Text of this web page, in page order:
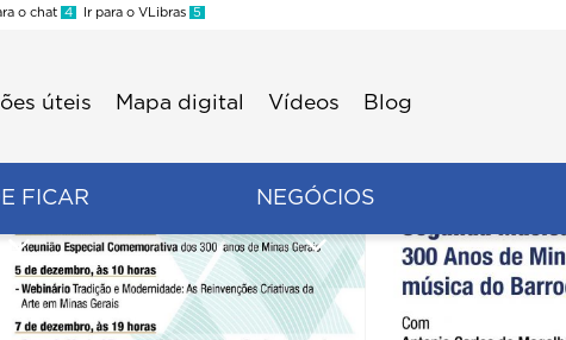
o chat 4 Ir para o VLibras 5
úteis Mapa digital Vídeos Blog
FICAR NEGÓCIOS